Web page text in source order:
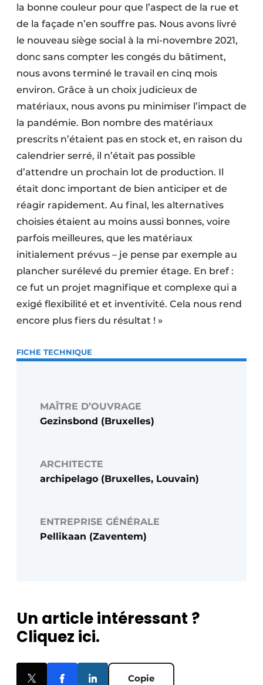
la bonne couleur pour que l’aspect de la rue et
de la façade n’en souffre pas. Nous avons livré
le nouveau siège social à la mi-novembre 2021,
donc sans compter les congés du bâtiment,
nous avons terminé le travail en cinq mois
environ. Grâce à un choix judicieux de
matériaux, nous avons pu minimiser l’impact de
la pandémie. Bon nombre des matériaux
prescrits n’étaient pas en stock et, en raison du
calendrier serré, il n’était pas possible
d’attendre un prochain lot de production. Il
était donc important de bien anticiper et de
réagir rapidement. Au final, les alternatives
choisies étaient au moins aussi bonnes, voire
parfois meilleures, que les matériaux
initialement prévus – je pense par exemple au
plancher surélevé du premier étage. En bref :
ce fut un projet magnifique et complexe qui a
exigé flexibilité et et inventivité. Cela nous rend
encore plus fiers du résultat ! »
FICHE TECHNIQUE
MAÎTRE D’OUVRAGE
Gezinsbond (Bruxelles)
ARCHITECTE
archipelago (Bruxelles, Louvain)
ENTREPRISE GÉNÉRALE
Pellikaan (Zaventem)
Un article intéressant ?
Cliquez ici.
Copie